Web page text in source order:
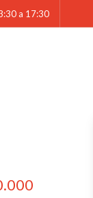
a 17:30